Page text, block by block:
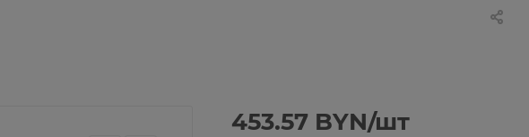
453.57 BYN/шт